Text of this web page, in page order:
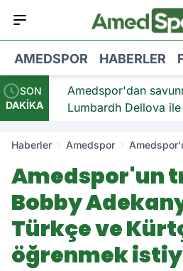
AMEDSPOR HABERLER
SON
DAKİKA
Amedspor'dan
Lumbardh Dellova ile
Haberler Amedspor
öğrenmek
Amedspor'un
Bobby
Türkçe ve
öğrenmek